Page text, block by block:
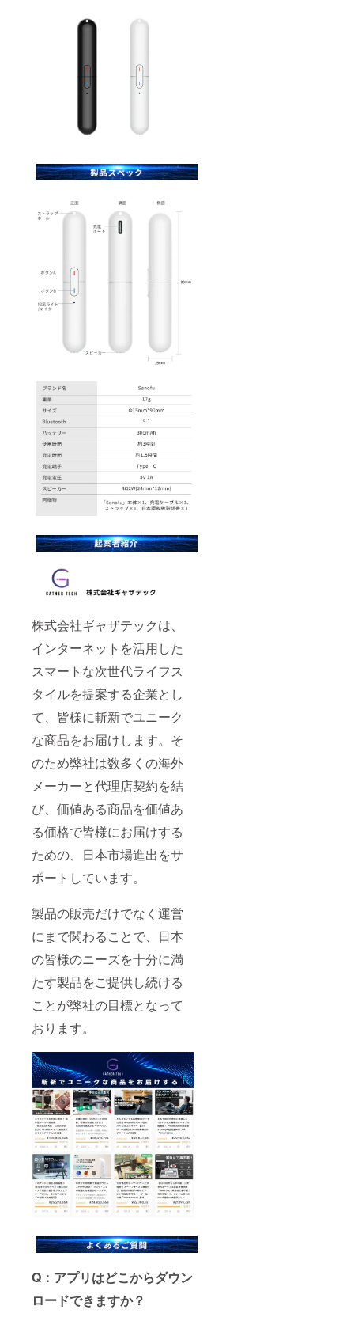
株式会社ギャザテックは、
インターネットを活用した
スマートな次世代ライフス
タイルを提案する企業とし
て、皆様に斬新でユニーク
な商品をお届けします。そ
のため弊社は数多くの海外
メーカーと代理店契約を結
び、価値ある商品を価値あ
る価格で皆様にお届けする
ための、日本市場進出をサ
ポートしています。
製品の販売だけでなく運営
にまで関わることで、日本
の皆様のニーズを十分に満
たす製品をご提供し続ける
ことが弊社の目標となって
おります。
Q：アプリはどこからダウン
ロードできますか？